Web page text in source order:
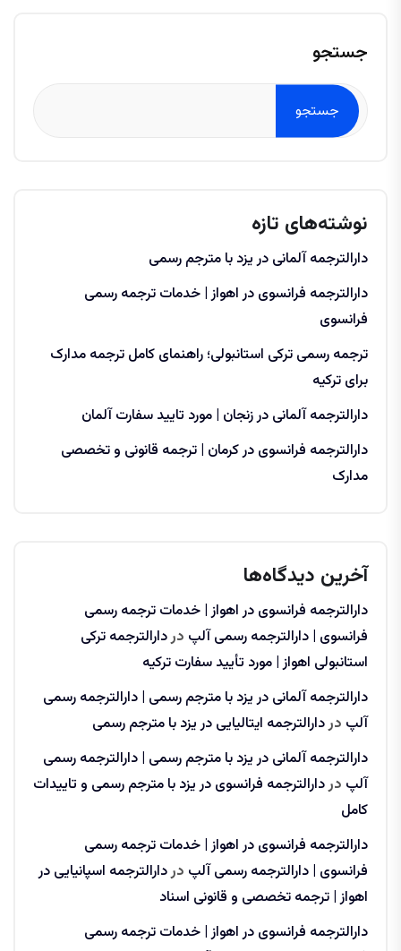
جستجو
جستجو
نوشته‌های تازه
دارالترجمه آلمانی در یزد با مترجم رسمی
دارالترجمه فرانسوی در اهواز | خدمات ترجمه رسمی
فرانسوی
ترجمه رسمی ترکی استانبولی؛ راهنمای کامل ترجمه مدارک
برای ترکیه
دارالترجمه آلمانی در زنجان | مورد تایید سفارت آلمان
دارالترجمه فرانسوی در کرمان | ترجمه قانونی و تخصصی
مدارک
آخرین دیدگاه‌ها
دارالترجمه فرانسوی در اهواز | خدمات ترجمه رسمی
فرانسوی | دارالترجمه رسمی آلپ دردارالترجمه ترکی
استانبولی اهواز | مورد تأیید سفارت ترکیه
دارالترجمه آلمانی در یزد با مترجم رسمی | دارالترجمه رسمی
آلپ دردارالترجمه ایتالیایی در یزد با مترجم رسمی
دارالترجمه آلمانی در یزد با مترجم رسمی | دارالترجمه رسمی
آلپ دردارالترجمه فرانسوی در یزد با مترجم رسمی و تاییدات
کامل
دارالترجمه فرانسوی در اهواز | خدمات ترجمه رسمی
فرانسوی | دارالترجمه رسمی آلپ دردارالترجمه اسپانیایی در
اهواز | ترجمه تخصصی و قانونی اسناد
دارالترجمه فرانسوی در اهواز | خدمات ترجمه رسمی